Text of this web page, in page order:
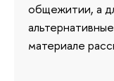
общежитии, а
материале